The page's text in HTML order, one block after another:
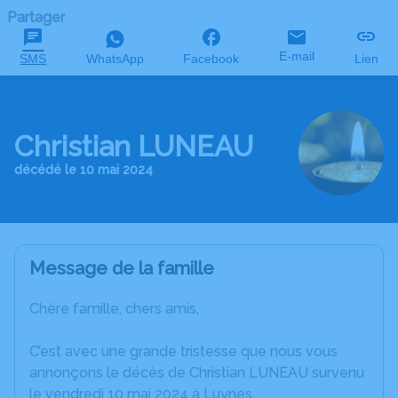
Partager
SMS WhatsApp Facebook E-mail Lien
Christian LUNEAU
décédé le 10 mai 2024
Message de la famille
Chère famille, chers amis,
C’est avec une grande tristesse que nous vous
annonçons le décès de Christian LUNEAU survenu
le vendredi 10 mai 2024 à Luynes.